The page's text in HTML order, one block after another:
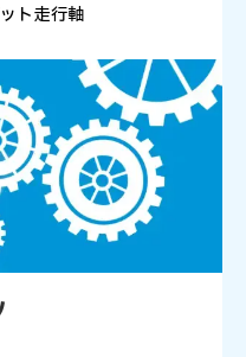
ト走行軸